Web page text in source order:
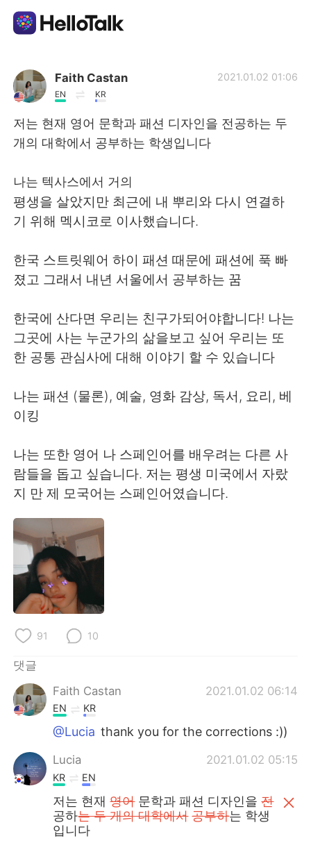
언어 교환 앱
AI Grammar Checker
한국어
English 简体中文
العربية Français
Deutsch 日本語
Русский ไทย
Türkçe
Português
Faith Castan
EN KR
2021.01.02 01:06
저는 현재 영어 문학과 패션 디자인을 전공하는 두
개의 대학에서 공부하는 학생입니다
나는 텍사스에서 거의
평생을 살았지만 최근에 내 뿌리와 다시 연결하
기 위해 멕시코로 이사했습니다.
한국 스트릿웨어 하이 패션 때문에 패션에 푹 빠
졌고 그래서 내년 서울에서 공부하는 꿈
한국에 산다면 우리는 친구가되어야합니다! 나는
그곳에 사는 누군가의 삶을보고 싶어 우리는 또
한 공통 관심사에 대해 이야기 할 수 있습니다
나는 패션 (물론), 예술, 영화 감상, 독서, 요리, 베
이킹
나는 또한 영어 나 스페인어를 배우려는 다른 사
람들을 돕고 싶습니다. 저는 평생 미국에서 자랐
지 만 제 모국어는 스페인어였습니다.
91 10
댓글
Faith Castan
2021.01.02 06:14
EN KR
@Lucia thank you for the corrections :))
Lucia 2021.01.02 05:15
KR EN
저는 현재영어문학과 패션 디자인을전
공하는 두 개의 대학에서 공부하는 학생
입니다